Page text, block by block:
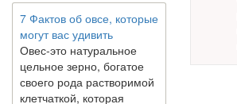
7 Фактов об овсе, которые
могут вас удивить
Овес-это натуральное
цельное зерно, богатое
своего рода растворимой
клетчаткой, которая